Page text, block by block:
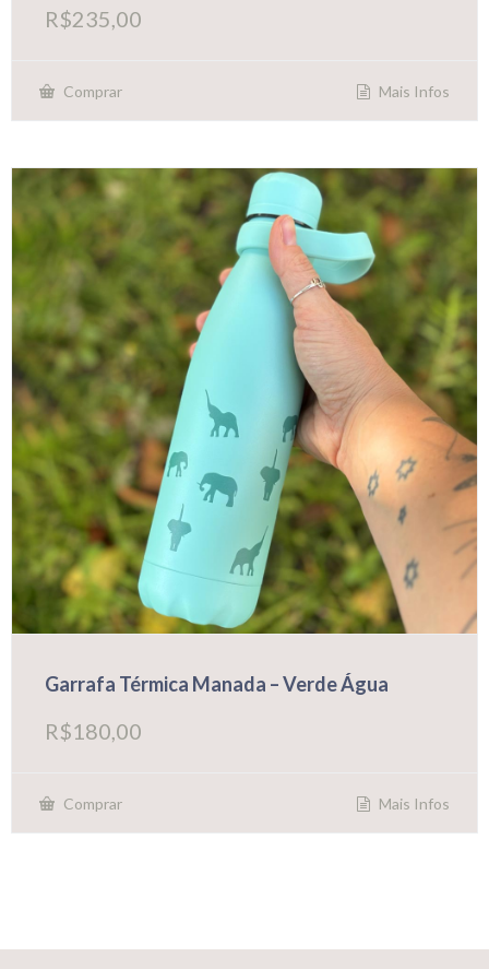
R$235,00
Comprar Mais Infos
Garrafa Térmica Manada – Verde Água
R$180,00
Comprar Mais Infos